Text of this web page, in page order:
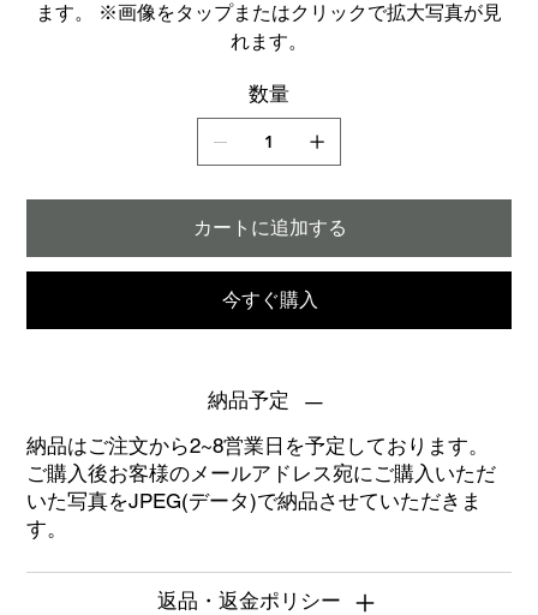
ます。 ※画像をタップまたはクリックで拡大写真が見
れます。
数量
カートに追加する
今すぐ購入
納品予定
納品はご注文から2~8営業日を予定しております。
ご購入後お客様のメールアドレス宛にご購入いただ
いた写真をJPEG(データ)で納品させていただきま
す。
返品・返金ポリシー